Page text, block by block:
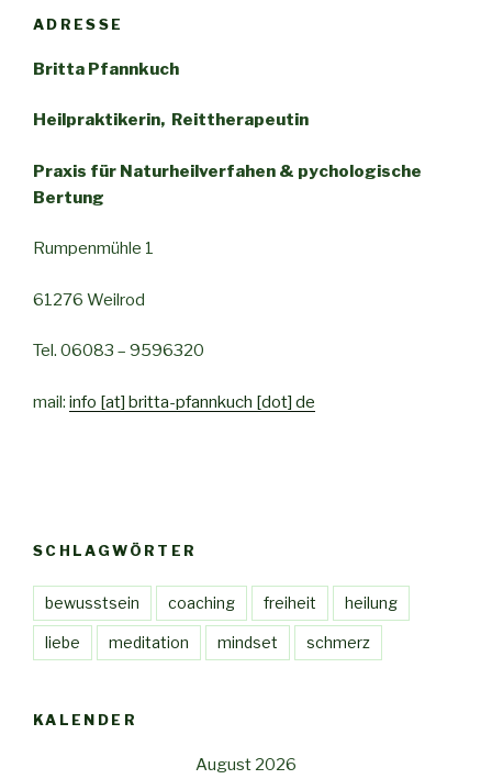
ADRESSE
Britta Pfannkuch
Heilpraktikerin, Reittherapeutin
Praxis für Naturheilverfahen & pychologische
Bertung
Rumpenmühle 1
61276 Weilrod
Tel. 06083 – 9596320
mail: info [at] britta-pfannkuch [dot] de
SCHLAGWÖRTER
bewusstsein coaching freiheit heilung
liebe meditation mindset schmerz
KALENDER
August 2026